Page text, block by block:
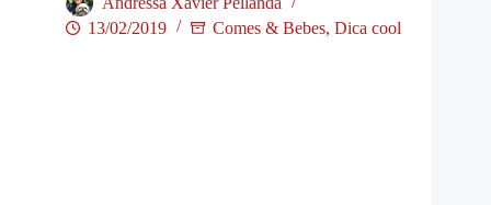
13/02/2019
Comes & Bebes, Dica cool